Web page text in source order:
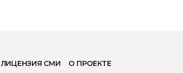
ЛИЦЕНЗИЯ СМИ О ПРОЕКТЕ